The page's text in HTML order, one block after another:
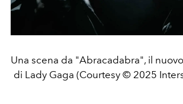
Una scena da "Abracadabra", il
di Lady Gaga (Courtesy © 2025